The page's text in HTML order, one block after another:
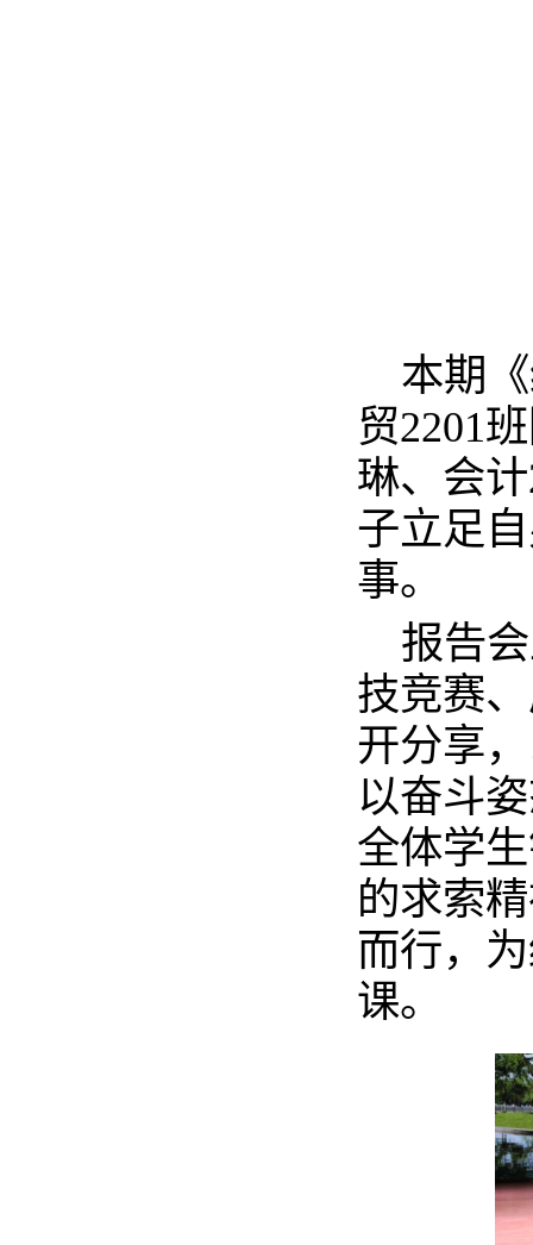
本期
贸2201
琳、会
子立足
事。
报告
技竞赛
开分享
以奋斗
全体学
的求索
而行，
课。